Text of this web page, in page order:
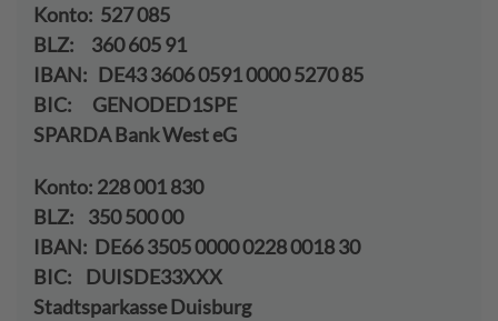
Konto: 527 085
BLZ: 360 605 91
IBAN: DE43 3606 0591 0000 5270 85
BIC: GENODED1SPE
SPARDA Bank West eG
Konto: 228 001 830
BLZ: 350 500 00
IBAN: DE66 3505 0000 0228 0018 30
BIC: DUISDE33XXX
Stadtsparkasse Duisburg